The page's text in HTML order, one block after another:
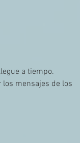
a tiempo.
los mensajes de los